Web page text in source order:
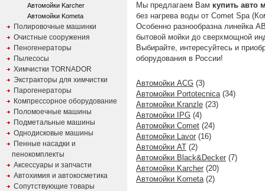
Автомойки Karcher
Автомойки Kometa
Полировочные машинки
Очистные сооружения
Пеногенераторы
Пылесосы
Химчистки TORNADOR
Экстракторы для химчистки
Парогенераторы
Компрессорное оборудование
Поломоечные машины
Подметальные машины
Однодисковые машины
Пенные насадки и
пенокомплекты
Аксессуары и запчасти
Автохимия и автокосметика
Сопутствующие товары
Мы предлагаем Вам купить авто
без нагрева воды от Comet Spa
Особенно разнообразна линейка
бытовой мойки до сверхмощной
Выбирайте, интересуйтесь и
оборудования в России!
Автомойки ACG (3)
Автомойки Portotecnica(34)
Автомойки Kranzle (23)
Автомойки IPG (4)
Автомойки Comet (24)
Автомойки Lavor (16)
Автомойки AT (2)
Автомойки Black&Decker (7)
Автомойки Karcher (20)
Автомойки Kometa(2)